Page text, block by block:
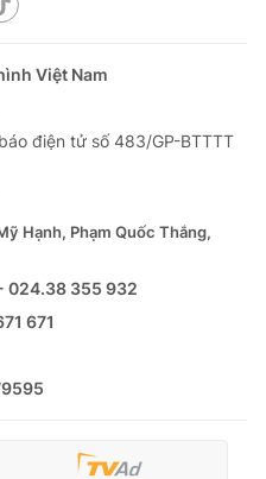
Việt Nam
điện tử số 483/GP-BTTTT
Hạnh, Phạm Quốc Thắng,
024.38 355 932
671